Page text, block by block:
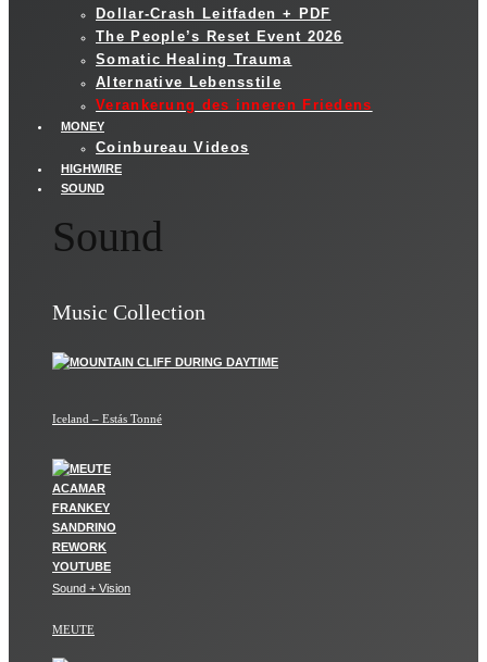
Dollar-Crash Leitfaden + PDF
The People’s Reset Event 2026
Somatic Healing Trauma
Alternative Lebensstile
Verankerung des inneren Friedens
MONEY
Coinbureau Videos
HIGHWIRE
SOUND
Sound
Music Collection
Iceland – Estás Tonné
Sound + Vision
MEUTE